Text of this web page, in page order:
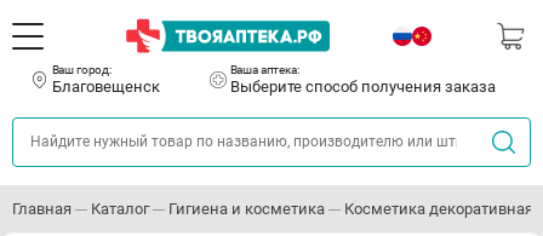
Ваш город:
Благовещенск
Ваша аптека:
Выберите способ получения заказа
Главная Каталог Гигиена и косметика Косметика декоративная